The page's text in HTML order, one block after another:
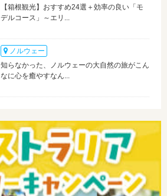
【箱根観光】おすすめ24選＋効率の良い「モ
デルコース」～エリ...
ノルウェー
知らなかった、ノルウェーの大自然の旅がこん
なに心を癒やすなん...